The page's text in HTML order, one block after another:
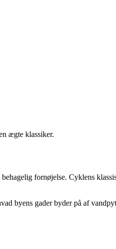
ægte klassiker.
fornøjelse. Cyklens
byens gader byder på af